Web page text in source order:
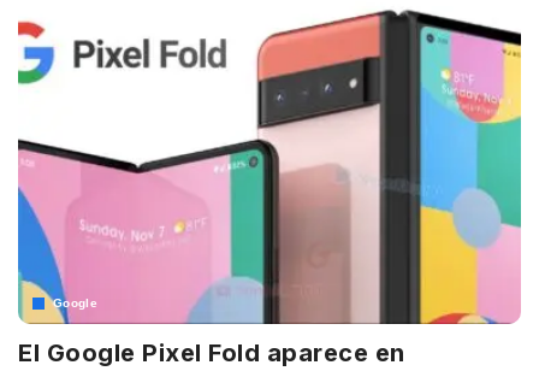
Google
El Google Pixel Fold aparece en